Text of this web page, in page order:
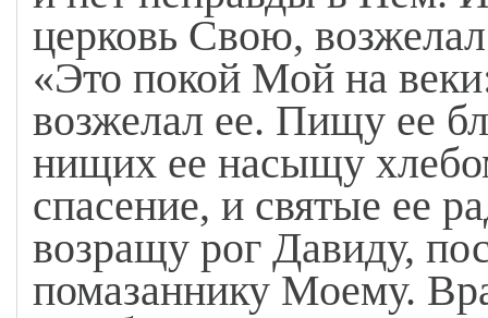
церковь Свою,
«Это покой Мой на
возжелал ее. Пищу ее
нищих ее насыщу
спасение, и святые ее
возращу рог Давиду,
помазаннику Моему.